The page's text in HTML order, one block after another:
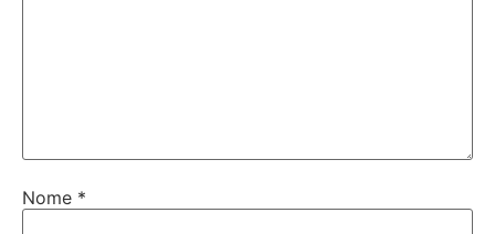
Nome *